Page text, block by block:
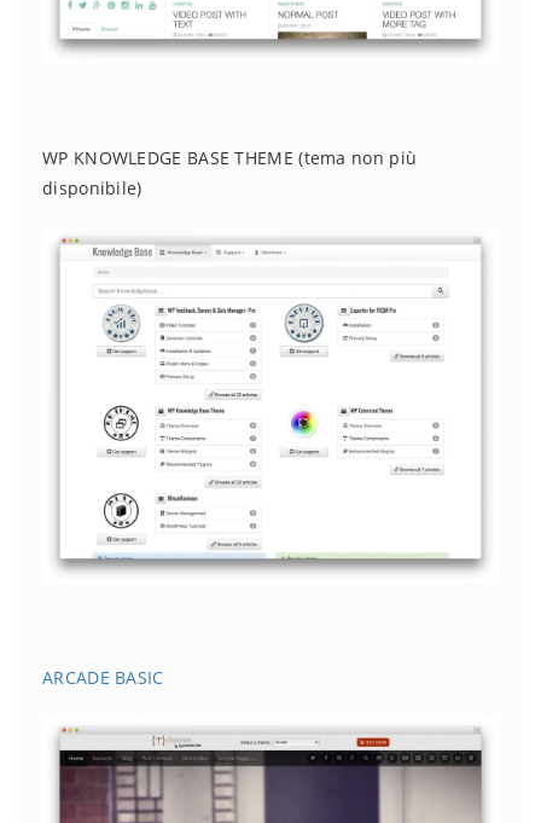
WP KNOWLEDGE BASE THEME (tema non più
disponibile)
ARCADE BASIC